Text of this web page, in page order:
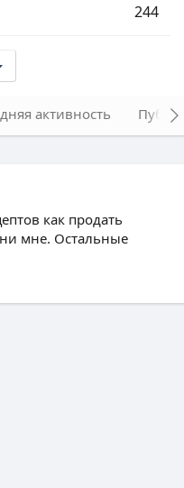
244
активность
как продать
мне. Остальные